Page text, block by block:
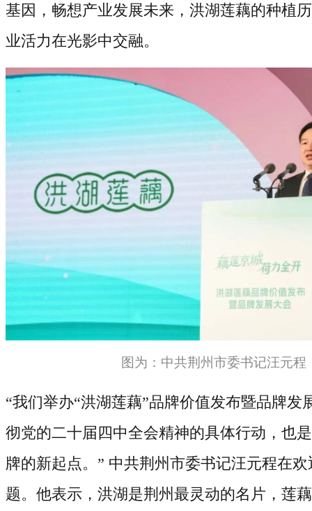
基因，畅想产业发展未来，洪湖莲藕的种植
业活力在光影中交融。
图为：中共荆州市委书记汪元程
“我们举办“洪湖莲藕”品牌价值发布暨品牌发
彻党的二十届四中全会精神的具体行动，也
牌的新起点。” 中共荆州市委书记汪元程在
题。他表示，洪湖是荆州最灵动的名片，莲